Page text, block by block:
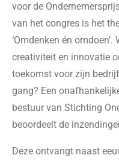
voor de
van het congres is het
‘Omdenken én
creativiteit en innovatie
toekomst voor zijn
gang? Een
bestuur van Stichting
beoordeelt de
Deze ontvangt naast